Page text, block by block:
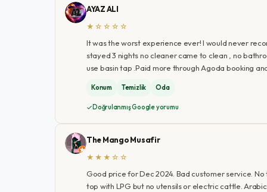
AYAZ ALI
★☆☆☆☆
It was the worst experience ever! I would never
stayed 3 nights no cleaner came to clean , no
use basin tap .Paid more through Agoda booking
Konum Temizlik Oda
Doğrulanmış Google yorumu
The Mango Musafir
★★★☆☆
Good price for Dec 2024. Bad customer service.
top with LPG but no utensils or electric cattle.